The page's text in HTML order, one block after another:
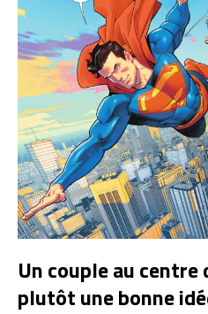
Un couple au centre
plutôt une bonne